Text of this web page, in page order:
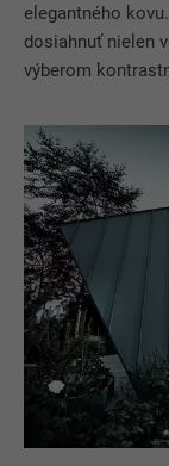
elegantného
dosiahnuť nielen
výberom